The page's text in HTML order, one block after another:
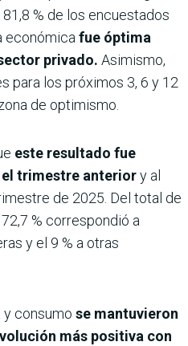
% de los encuestados
económicafue óptima
privado. Asimismo,
para los próximos 3, 6 y 12
de optimismo.
este resultado fue
trimestre anteriory al
de 2025. Del total de
% correspondió a
y el 9 % a otras
consumo se mantuvieron
más positiva con